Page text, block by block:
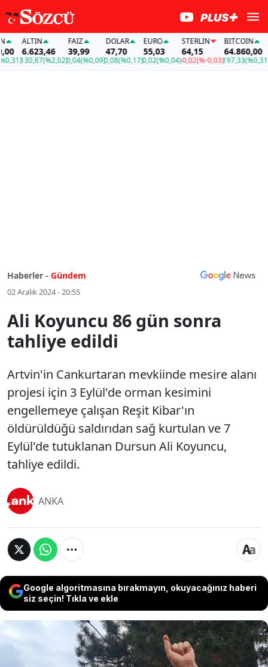
ALTIN
6.623,46
130,87(%2,02)
FAİZ
39,99
0,04(%0,09)
DOLAR
47,70
0,08(%0,17)
EURO
55,03
0,02(%0,04)
STERLIN
64,15
-0,02(%-0,03)
BITCOIN
64.860,00
197,33(%0,31)
Haberler - Gündem
02 Aralık 2024 - 20:55
Ali Koyuncu 86 gün sonra
tahliye edildi
Artvin'in Cankurtaran mevkiinde mesire alanı
projesi için 3 Eylül'de orman kesimini
engellemeye çalışan Reşit Kibar'ın
öldürüldüğü saldırıdan sağ kurtulan ve 7
Eylül'de tutuklanan Dursun Ali Koyuncu,
tahliye edildi.
ANKA
Google algoritmasına bırakmayın, okuyacağınız haberi
siz seçin! Tıkla ve ekle
Artvin'in Cankurtaran mevkiinde mesire alanı